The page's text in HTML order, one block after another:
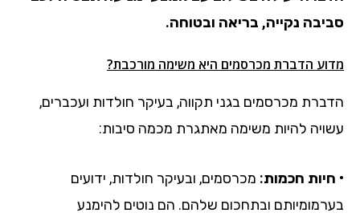
סביבה נקייה, בריאה ובטוחה.
מדוע הדברת מכרסמים היא משימה מורכבת?
הדברת מכרסמים בגני תקווה, בעיקר חולדות ועכברים,
עשויה להיות משימה מאתגרת מכמה סיבות:
• חיות חכמות: מכרסמים, ובעיקר חולדות, ידועים
בערמומיותם ובתחכום שלהם. הם נוטים להימנע